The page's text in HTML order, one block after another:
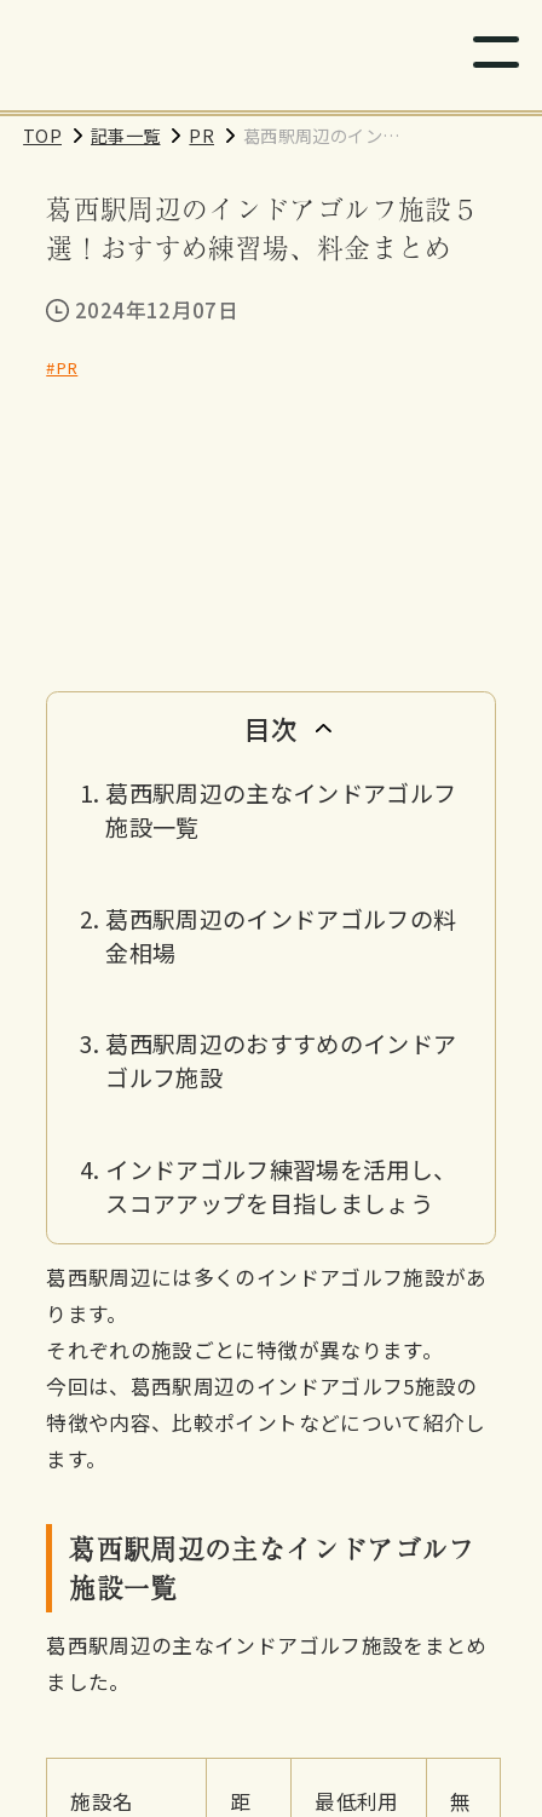
TOP 記事一覧 PR
葛西駅周辺のインド
おすすめ練習場、料
金まとめ
葛西駅周辺のインドアゴルフ施設５
選！おすすめ練習場、料金まとめ
2024年12月07日
#PR
目次
葛西駅周辺の主なインドアゴルフ
施設一覧
葛西駅周辺のインドアゴルフの料
金相場
葛西駅周辺のおすすめのインドア
ゴルフ施設
インドアゴルフ練習場を活用し、
スコアアップを目指しましょう
葛西駅周辺には多くのインドアゴルフ施設があ
ります。
それぞれの施設ごとに特徴が異なります。
今回は、葛西駅周辺のインドアゴルフ5施設の
特徴や内容、比較ポイントなどについて紹介し
ます。
葛西駅周辺の主なインドアゴルフ
施設一覧
葛西駅周辺の主なインドアゴルフ施設をまとめ
ました。
施設名
距
最低利用
無